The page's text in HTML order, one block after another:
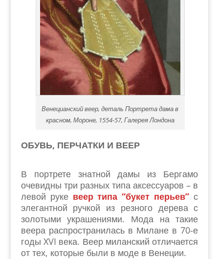
Венецианский веер, деталь Портрета дама в
красном, Мороне, 1554-57, Галерея Лондона
ОБУВЬ, ПЕРЧАТКИ И ВЕЕР
В портрете знатной дамы из Бергамо
очевидны три разных типа аксессуаров – в
левой руке веер типа “букет перьев”с
элегантной ручкой из резного дерева с
золотыми украшениями. Мода на такие
веера распространилась в Милане в 70-е
годы XVI века. Веер миланский отличается
от тех, которые были в моде в Венеции.